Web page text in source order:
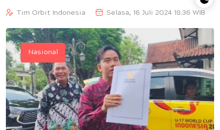
Tim Orbit Indonesia Selasa, 16 Juli 2024 18:36 WIB
Nasional